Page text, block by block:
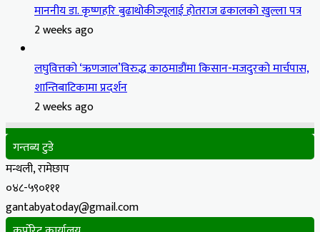
माननीय डा. कृष्णहरि बुढाथोकीज्यूलाई होतराज ढकालको खुल्ला पत्र
2 weeks ago
लघुवित्तको ‘ऋणजाल’विरुद्ध काठमाडौंमा किसान-मजदुरको मार्चपास,
शान्तिबाटिकामा प्रदर्शन
2 weeks ago
गन्तब्य टुडे
मन्थली, रामेछाप
०४८-५९०१११
gantabyatoday@gmail.com